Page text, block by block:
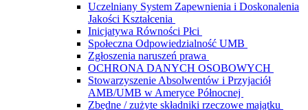
Uczelniany System Zapewnienia i Doskonalenia
Jakości Kształcenia
Inicjatywa Równości Płci
Społeczna Odpowiedzialność UMB
Zgłoszenia naruszeń prawa
OCHRONA DANYCH OSOBOWYCH
Stowarzyszenie Absolwentów i Przyjaciół
AMB/UMB w Ameryce Północnej
Zbędne / zużyte składniki rzeczowe majątku